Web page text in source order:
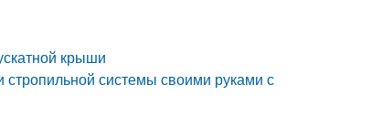
крыши
системы своими руками с